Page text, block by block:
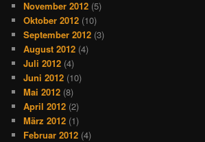
November 2012 (5)
Oktober 2012 (10)
September 2012 (3)
August 2012 (4)
Juli 2012 (4)
Juni 2012 (10)
Mai 2012 (8)
April 2012 (2)
März 2012 (1)
Februar 2012 (4)